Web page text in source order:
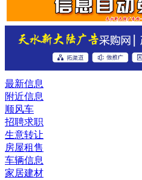
最新信息
附近信息
顺风车
招聘求职
生意转让
房屋租售
车辆信息
家居建材